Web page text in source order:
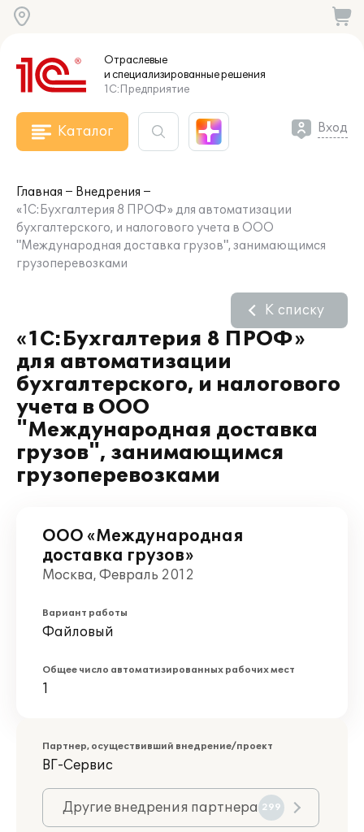
Отраслевые
и специализированныерешения
1С:Предприятие
Каталог Вход
Главная
Внедрения
«1С:Бухгалтерия 8 ПРОФ» для автоматизации
бухгалтерского, и налогового учета в ООО
"Международная доставка грузов", занимающимся
грузоперевозками
«1С:Бухгалтерия 8 ПРОФ»
для автоматизации
бухгалтерского, и налогового
учета в ООО
"Международная доставка
грузов", занимающимся
грузоперевозками
К списку
ООО «Международная
доставка грузов»
Москва, Февраль 2012
Вариант работы
Файловый
Общее число автоматизированных рабочих мест
1
Партнер, осуществивший внедрение/проект
ВГ-Сервис
Другие внедрения партнера 299